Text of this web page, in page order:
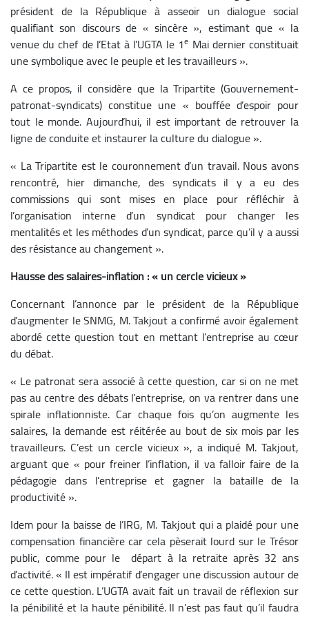
président de la République à asseoir un dialogue social
qualifiant son discours de « sincère », estimant que « la
venue du chef de l’Etat à l’UGTA le 1e Mai dernier constituait
une symbolique avec le peuple et les travailleurs ».
A ce propos, il considère que la Tripartite (Gouvernement-
patronat-syndicats) constitue une « bouffée d’espoir pour
tout le monde. Aujourd’hui, il est important de retrouver la
ligne de conduite et instaurer la culture du dialogue ».
« La Tripartite est le couronnement d’un travail. Nous avons
rencontré, hier dimanche, des syndicats il y a eu des
commissions qui sont mises en place pour réfléchir à
l’organisation interne d’un syndicat pour changer les
mentalités et les méthodes d’un syndicat, parce qu’il y a aussi
des résistance au changement ».
Hausse des salaires-inflation : « un cercle vicieux »
Concernant l’annonce par le président de la République
d’augmenter le SNMG, M. Takjout a confirmé avoir également
abordé cette question tout en mettant l’entreprise au cœur
du débat.
« Le patronat sera associé à cette question, car si on ne met
pas au centre des débats l’entreprise, on va rentrer dans une
spirale inflationniste. Car chaque fois qu’on augmente les
salaires, la demande est réitérée au bout de six mois par les
travailleurs. C’est un cercle vicieux », a indiqué M. Takjout,
arguant que « pour freiner l’inflation, il va falloir faire de la
pédagogie dans l’entreprise et gagner la bataille de la
productivité ».
Idem pour la baisse de l’IRG, M. Takjout qui a plaidé pour une
compensation financière car cela pèserait lourd sur le Trésor
public, comme pour le départ à la retraite après 32 ans
d’activité. « Il est impératif d’engager une discussion autour de
ce cette question. L’UGTA avait fait un travail de réflexion sur
la pénibilité et la haute pénibilité. Il n’est pas faut qu’il faudra